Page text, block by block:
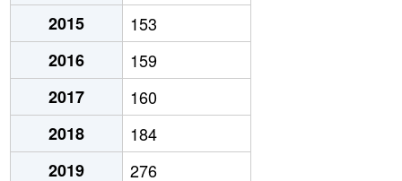
2015
153
2016
159
2017
160
2018
184
2019
276